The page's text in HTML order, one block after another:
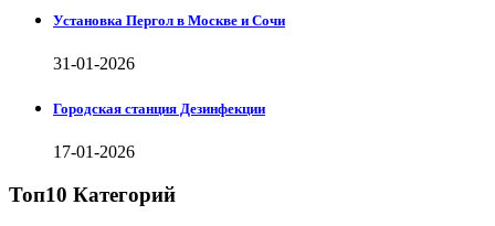
Установка Пергол в Москве и Сочи
31-01-2026
Городская станция Дезинфекции
17-01-2026
Топ10 Категорий